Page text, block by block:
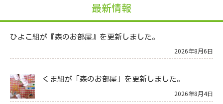
最新情報
ひよこ組が『森のお部屋』を更新しました。
2026年8月6日
くま組が「森のお部屋」を更新しました。
2026年8月4日